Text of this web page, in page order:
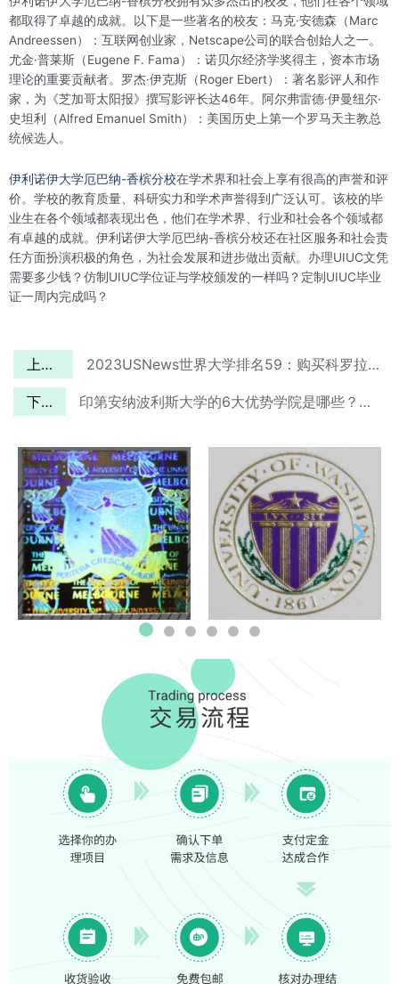
都取得了卓越的成就。以下是一些著名的校友：马克·安德森（Marc
Andreessen）：互联网创业家，Netscape公司的联合创始人之一。
尤金·普莱斯（Eugene F. Fama）：诺贝尔经济学奖得主，资本市场
理论的重要贡献者。罗杰·伊克斯（Roger Ebert）：著名影评人和作
家，为《芝加哥太阳报》撰写影评长达46年。阿尔弗雷德·伊曼纽尔·
史坦利（Alfred Emanuel Smith）：美国历史上第一个罗马天主教总
统候选人。
伊利诺伊大学厄巴纳-香槟分校在学术界和社会上享有很高的声誉和评
价。学校的教育质量、科研实力和学术声誉得到广泛认可。该校的毕
业生在各个领域都表现出色，他们在学术界、行业和社会各个领域都
有卓越的成就。伊利诺伊大学厄巴纳-香槟分校还在社区服务和社会责
任方面扮演积极的角色，为社会发展和进步做出贡献。办理UIUC文凭
需要多少钱？仿制UIUC学位证与学校颁发的一样吗？定制UIUC毕业
证一周内完成吗？
上一篇 2023USNews世界大学排名59：购买科罗拉多大学毕业证！
下一篇 印第安纳波利斯大学的6大优势学院是哪些？购买印第安纳波利斯大学毕业证！